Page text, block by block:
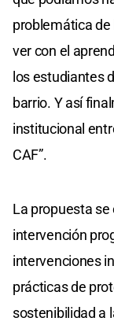
problemática de
ver con el
los estudiantes
barrio. Y así
institucional
CAF”.
La propuesta se
intervención
intervenciones
prácticas de
sostenibilidad a